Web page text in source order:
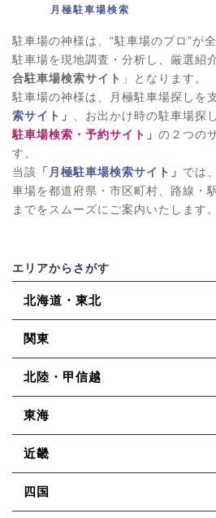
月極駐車場検索
駐車場の神様は、“駐車場のプロ”が
駐車場を現地調査・分析し、厳選紹
合駐車場検索サイト 」となります。
駐車場の神様は、月極駐車場探しを
索サイト」 、お出かけ時の駐車場探
駐車場検索・予約サイト」 の２つの
す。
当該 「月極駐車場検索サイト」 では
車場を都道府県・市区町村、路線・
までをスムーズにご案内いたします。
エリアからさがす
北海道・東北
関東
北陸・甲信越
東海
近畿
四国